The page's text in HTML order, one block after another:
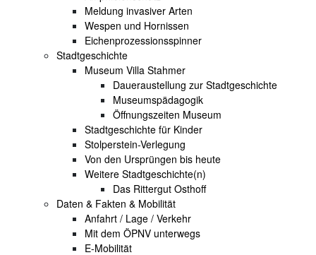
Meldung invasiver Arten
Wespen und Hornissen
Eichenprozessionsspinner
Stadtgeschichte
Museum Villa Stahmer
Daueraustellung zur Stadtgeschichte
Museumspädagogik
Öffnungszeiten Museum
Stadtgeschichte für Kinder
Stolperstein-Verlegung
Von den Ursprüngen bis heute
Weitere Stadtgeschichte(n)
Das Rittergut Osthoff
Daten & Fakten & Mobilität
Anfahrt / Lage / Verkehr
Mit dem ÖPNV unterwegs
E-Mobilität